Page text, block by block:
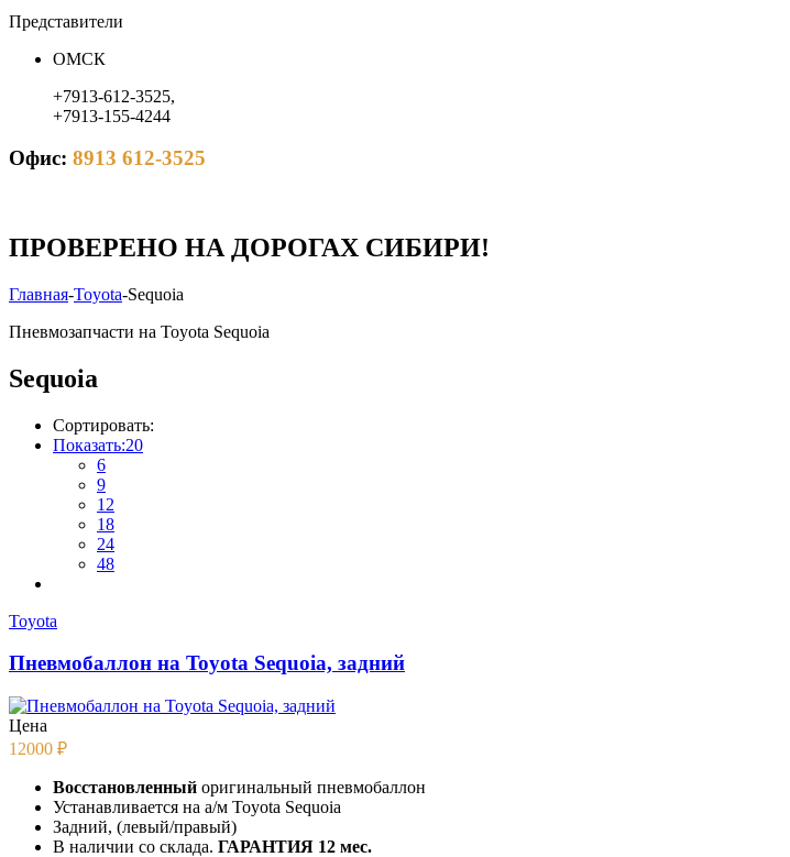
Представители
ОМСК
+7913-612-3525,
+7913-155-4244
Офис: 8913 612-3525
ПРОВЕРЕНО НА ДОРОГАХ СИБИРИ!
Главная-Toyota-Sequoia
Пневмозапчасти на Toyota Sequoia
Sequoia
Сортировать:
Показать:20
6
9
12
18
24
48
Toyota
Пневмобаллон на Toyota Sequoia, задний
Цена
12000 ₽
Восстановленный оригинальный пневмобаллон
Устанавливается на а/м Toyota Sequoia
Задний, (левый/правый)
В наличии со склада. ГАРАНТИЯ 12 мес.